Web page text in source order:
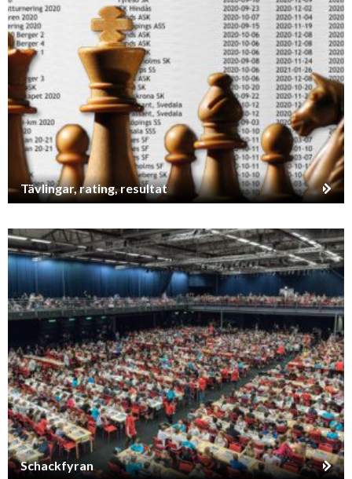
Tävlingar, rating, resultat
Schackfyran